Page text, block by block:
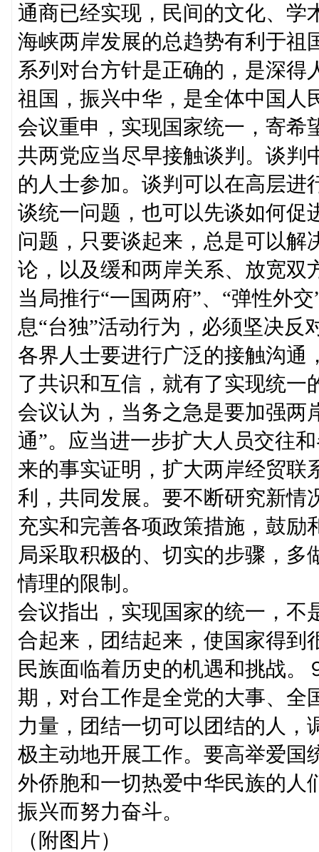
通商已经实现，民间的文化、学
海峡两岸发展的总趋势有利于祖
系列对台方针是正确的，是深得
祖国，振兴中华，是全体中国人
会议重申，实现国家统一，寄希
共两党应当尽早接触谈判。谈判
的人士参加。谈判可以在高层进
谈统一问题，也可以先谈如何促
问题，只要谈起来，总是可以解
论，以及缓和两岸关系、放宽双
当局推行“一国两府”、“弹性外
息“台独”活动行为，必须坚决反
各界人士要进行广泛的接触沟通
了共识和互信，就有了实现统一
会议认为，当务之急是要加强两
通”。应当进一步扩大人员交往
来的事实证明，扩大两岸经贸联
利，共同发展。要不断研究新情
充实和完善各项政策措施，鼓励
局采取积极的、切实的步骤，
情理的限制。
会议指出，实现国家的统一，不
合起来，团结起来，使国家得到
民族面临着历史的机遇和挑战
期，对台工作是全党的大事、全
力量，团结一切可以团结的人，
极主动地开展工作。要高举爱国
外侨胞和一切热爱中华民族的人
振兴而努力奋斗。
（附图片）